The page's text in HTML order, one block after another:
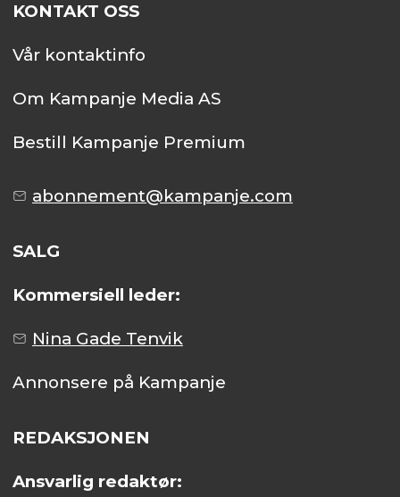
KONTAKT OSS
Vår kontaktinfo
Om Kampanje Media AS
Bestill Kampanje Premium
abonnement@kampanje.com
SALG
Kommersiell leder:
Nina Gade Tenvik
Annonsere på Kampanje
REDAKSJONEN
Ansvarlig redaktør: